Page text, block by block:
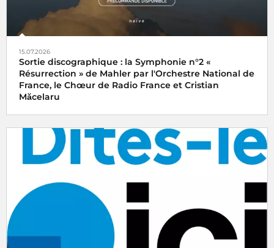
15.07.2026
Sortie discographique : la Symphonie n°2 «
Résurrection » de Mahler par l'Orchestre National de
France, le Chœur de Radio France et Cristian
Măcelaru